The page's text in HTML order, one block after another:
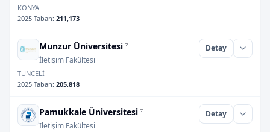
KONYA
2025 Taban: 211,173
Munzur Üniversitesi
İletişim Fakültesi
Detay
TUNCELİ
2025 Taban: 205,818
Pamukkale Üniversitesi
İletişim Fakültesi
Detay